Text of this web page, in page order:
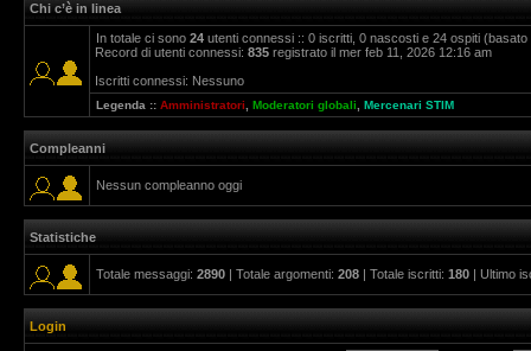
Chi c’è in linea
In totale ci sono 24 utenti connessi :: 0 iscritti, 0 nascosti e 24 ospiti (basato
Record di utenti connessi: 835 registrato il mer feb 11, 2026 12:16 am
Iscritti connessi: Nessuno
Legenda :: Amministratori Moderatori globali Mercenari STIM
Compleanni
Nessun compleanno oggi
Statistiche
Totale messaggi: 2890 | Totale argomenti: 208 | Totale iscritti: 180 | Ultimo
Login